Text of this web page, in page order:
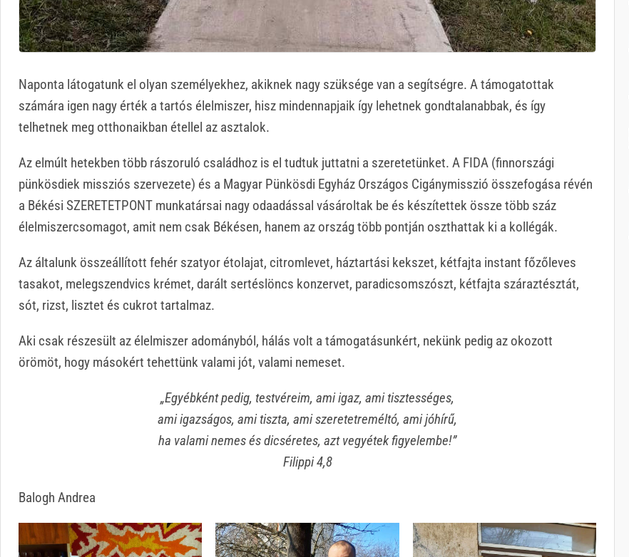
Naponta látogatunk el olyan személyekhez, akiknek nagy szüksége van a segítségre. A támogatottak
számára igen nagy érték a tartós élelmiszer, hisz mindennapjaik így lehetnek gondtalanabbak, és így
telhetnek meg otthonaikban étellel az asztalok.
Az elmúlt hetekben több rászoruló családhoz is el tudtuk juttatni a szeretetünket. A FIDA (finnországi
pünkösdiek missziós szervezete) és a Magyar Pünkösdi Egyház Országos Cigánymisszió összefogása révén
a Békési SZERETETPONT munkatársai nagy odaadással vásároltak be és készítettek össze több száz
élelmiszercsomagot, amit nem csak Békésen, hanem az ország több pontján oszthattak ki a kollégák.
Az általunk összeállított fehér szatyor étolajat, citromlevet, háztartási kekszet, kétfajta instant főzőleves
tasakot, melegszendvics krémet, darált sertéslöncs konzervet, paradicsomszószt, kétfajta száraztésztát,
sót, rizst, lisztet és cukrot tartalmaz.
Aki csak részesült az élelmiszer adományból, hálás volt a támogatásunkért, nekünk pedig az okozott
örömöt, hogy másokért tehettünk valami jót, valami nemeset.
„Egyébként pedig, testvéreim, ami igaz, ami tisztességes,
ami igazságos, ami tiszta, ami szeretetreméltó, ami jóhírű,
ha valami nemes és dicséretes, azt vegyétek figyelembe!”
Filippi 4,8
Balogh Andrea